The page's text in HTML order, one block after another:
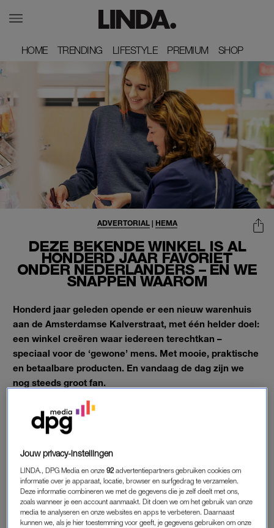
HOME
HOME TRENDING
TRENDING LIFESTYLE
LIFESTYLE PREMIUM
PREMIUM SHOP
SHOP
DEZE BEKENDE WINKEL IS AL
HONDERD JAAR FAVORIET
ONDER NEDERLANDERS – EN WE
SNAPPEN WAAROM
ADVERTORIAL| HEMA
Honderd jaar geleden opende er een nieuw warenhuis
aan de Amsterdamse Kalverstraat, met één helder doel:
een winkel creëren waar iedereen terechtkan –
speciaal voor de ‘gewone’ mens. Met mooie, praktische
en betaalbare producten. En vandaag de dag zijn we
nog steeds groot fan.
Hier haal je, naast de lekkerste rookworsten en tompoucen,
ook bijna alles voor jezelf en in huis.
WARENHUIS NEDERLAND
Nu, honderd jaar later, is het merk niet meer weg te denken uit
het Nederlandse straatbeeld.Last minuteeen panty scoren?
Kan. School- of kantoorartikelen voor je eerste dag? Check.
Jouw privacy-instellingen
LINDA., DPG Media en onze92 advertentiepartners gebruiken cookies om
informatie over je apparaat, locatie, browser en surfgedrag te verzamelen.
Deze informatie combineren we met de gegevens die je zelf deelt met ons,
zoals wanneer je een account aanmaakt. Dit doen we om het gebruik van onze
media te analyseren en onze websites en apps te verbeteren. Daarnaast
kunnen we, als je hier toestemming voor geeft, je gegevens gebruiken om onze